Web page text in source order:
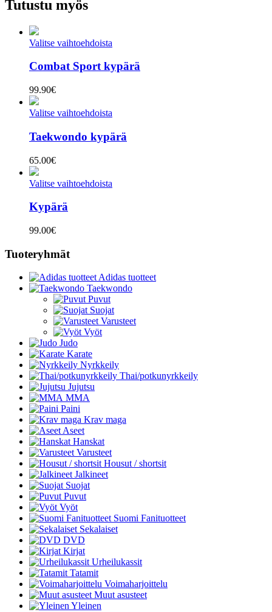
Tutustu myös
Valitse vaihtoehdoista
Combat Sport kypärä
99.90€
Valitse vaihtoehdoista
Taekwondo kypärä
65.00€
Valitse vaihtoehdoista
Kypärä
99.00€
Tuoteryhmät
Adidas tuotteet
Taekwondo
Puvut
Suojat
Varusteet
Vyöt
Judo
Karate
Nyrkkeily
Thai/potkunyrkkeily
Jujutsu
MMA
Paini
Krav maga
Aseet
Hanskat
Varusteet
Housut / shortsit
Jalkineet
Suojat
Puvut
Vyöt
Suomi Fanituotteet
Sekalaiset
DVD
Kirjat
Urheilukassit
Tatamit
Voimaharjoittelu
Muut asusteet
Yleinen